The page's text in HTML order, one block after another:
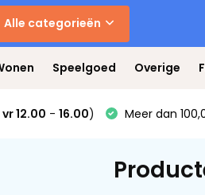
Alle categorieën
Speelgoed Overige
vr 12.00 - 16.00) Meer dan